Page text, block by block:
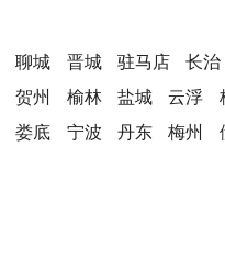
聊城 晋城 驻马店 长治
贺州 榆林 盐城 云浮
娄底 宁波 丹东 梅州